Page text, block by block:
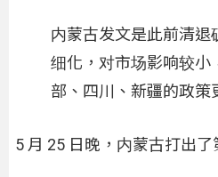
内蒙古发文是此前清退
细化，对市场影响较小
部、四川、新疆的政策
5 月 25 日晚，内蒙古打出了